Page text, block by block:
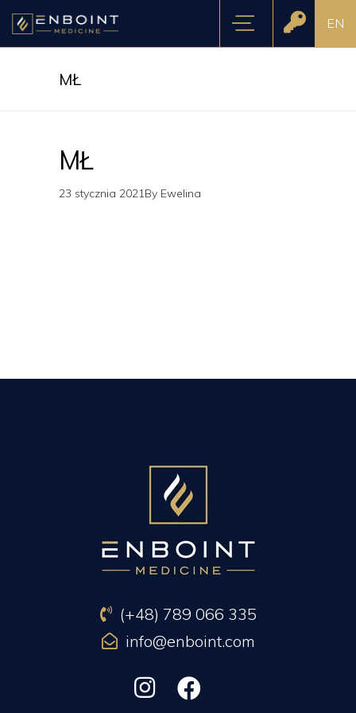
EN
MŁ
MŁ
23 stycznia 2021By Ewelina
(+48) 789 066 335
info@enboint.com